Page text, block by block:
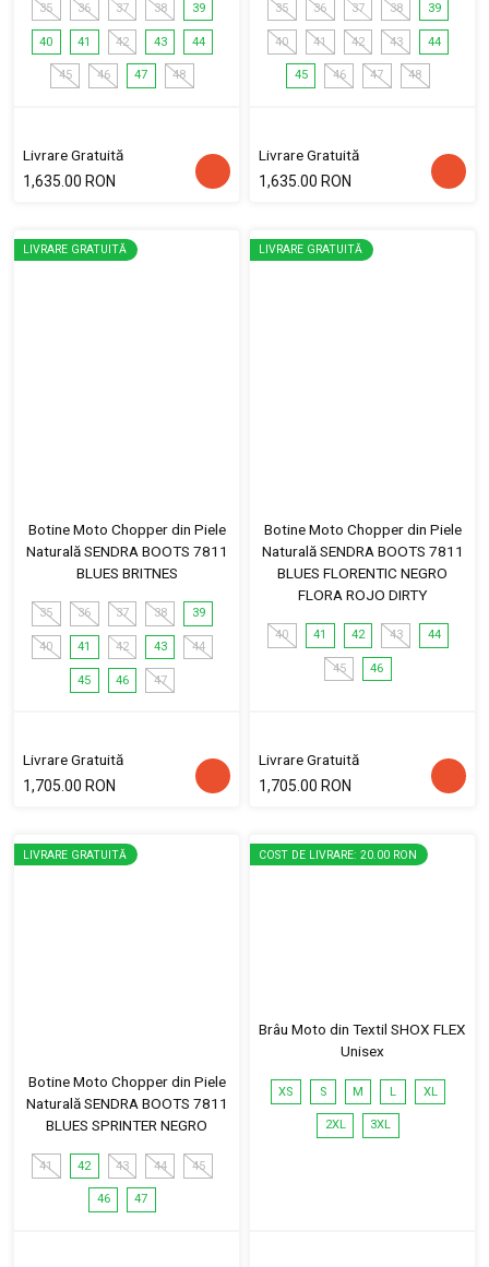
35 36 37 38 39
40 41 42 43 44
45 46 47 48
Livrare Gratuită
1,635.00 RON
35 36 37 38 39
40 41 42 43 44
45 46 47 48
Livrare Gratuită
1,635.00 RON
LIVRARE GRATUITĂ
Botine Moto Chopper din Piele
Naturală SENDRA BOOTS 7811
BLUES BRITNES
35 36 37 38 39
40 41 42 43 44
45 46 47
Livrare Gratuită
1,705.00 RON
LIVRARE GRATUITĂ
Botine Moto Chopper din Piele
Naturală SENDRA BOOTS 7811
BLUES FLORENTIC NEGRO
FLORA ROJO DIRTY
40 41 42 43 44
45 46
Livrare Gratuită
1,705.00 RON
LIVRARE GRATUITĂ
Botine Moto Chopper din Piele
Naturală SENDRA BOOTS 7811
BLUES SPRINTER NEGRO
41 42 43 44 45
46 47
COST DE LIVRARE: 20.00 RON
Brâu Moto din Textil SHOX FLEX
Unisex
XS S M L XL
2XL 3XL